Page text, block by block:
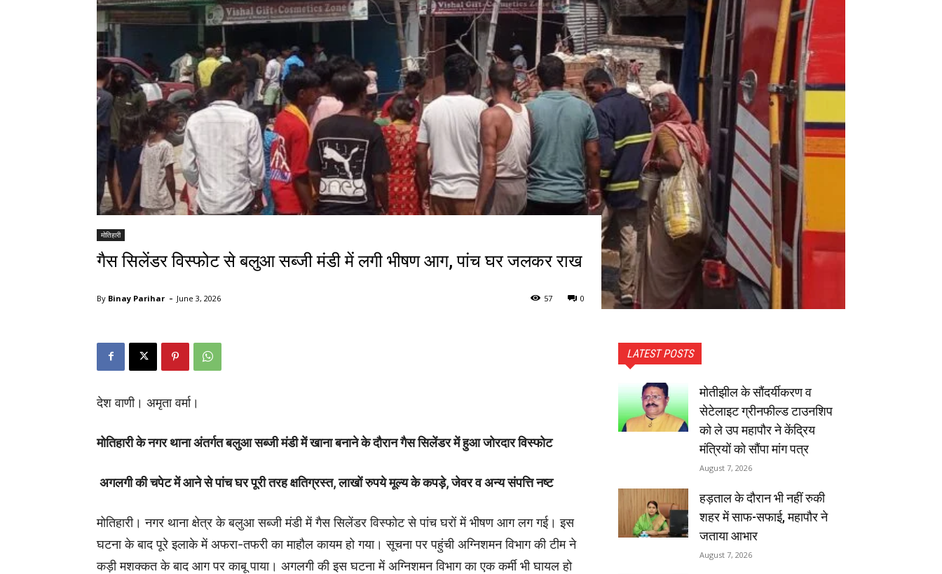
मोतिहारी
गैस सिलेंडर विस्फोट से बलुआ सब्जी मंडी में लगी भीषण आग, पांच घर जलकर राख
By Binay Parihar - June 3, 2026 0
57
देश वाणी। अमृता वर्मा।
मोतिहारी के नगर थाना अंतर्गत बलुआ सब्जी मंडी में खाना बनाने के दौरान गैस सिलेंडर में हुआ जोरदार विस्फोट
अगलगी की चपेट में आने से पांच घर पूरी तरह क्षतिग्रस्त, लाखों रुपये मूल्य के कपड़े, जेवर व अन्य संपत्ति नष्ट
मोतिहारी। नगर थाना क्षेत्र के बलुआ सब्जी मंडी में गैस सिलेंडर विस्फोट से पांच घरों में भीषण आग लग गई। इस
घटना के बाद पूरे इलाके में अफरा-तफरी का माहौल कायम हो गया। सूचना पर पहुंची अग्निशमन विभाग की टीम ने
कड़ी मशक्कत के बाद आग पर काबू पाया। अगलगी की इस घटना में अग्निशमन विभाग का एक कर्मी भी घायल हो
LATEST POSTS
मोतीझील के सौंदर्यीकरण व
सेटेलाइट ग्रीनफील्ड टाउनशिप
को ले उप महापौर ने केंद्रिय
मंत्रियों को सौंपा मांग पत्र
August 7, 2026
हड़ताल के दौरान भी नहीं रुकी
शहर में साफ-सफाई, महापौर ने
जताया आभार
August 7, 2026